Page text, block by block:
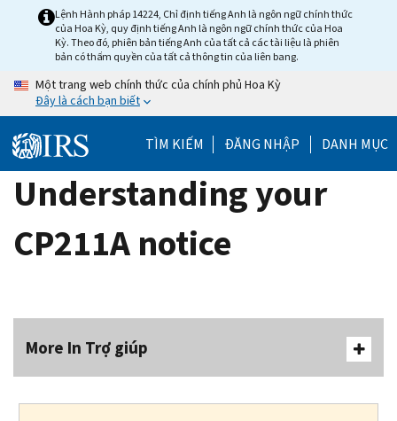
Lệnh Hành pháp 14224, Chỉ định tiếng Anh là ngôn ngữ chính thức
của Hoa Kỳ, quy định tiếng Anh là ngôn ngữ chính thức của Hoa
Kỳ. Theo đó, phiên bản tiếng Anh của tất cả các tài liệu là phiên
bản có thẩm quyền của tất cả thông tin của liên bang.
Một trang web chính thức của chính phủ Hoa Kỳ
Đây là cách bạn biết
TÌM KIẾM ĐĂNG NHẬP DANH MỤC
Understanding your
CP211A notice
More In Trợ giúp